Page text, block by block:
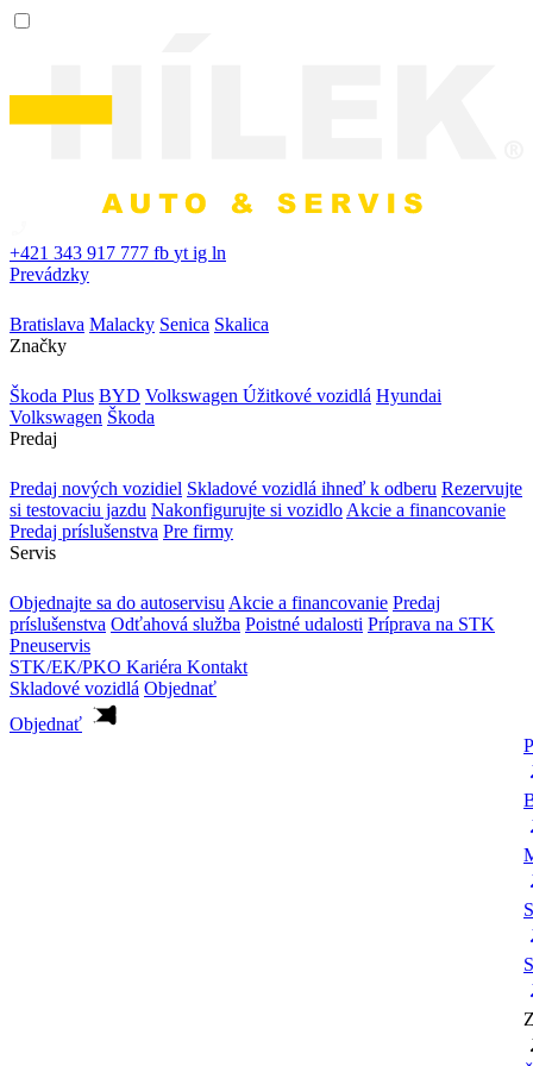
+421 343 917 777 fb yt ig ln
Prevádzky
Bratislava Malacky Senica Skalica
Značky
Škoda Plus BYD Volkswagen Úžitkové vozidlá Hyundai
Volkswagen Škoda
Predaj
Predaj nových vozidiel Skladové vozidlá ihneď k odberu Rezervujte
si testovaciu jazdu Nakonfigurujte si vozidlo Akcie a financovanie
Predaj príslušenstva Pre firmy
Servis
Objednajte sa do autoservisu Akcie a financovanie Predaj
príslušenstva Odťahová služba Poistné udalosti Príprava na STK
Pneuservis
STK/EK/PKO Kariéra Kontakt
Skladové vozidlá Objednať
Objednať